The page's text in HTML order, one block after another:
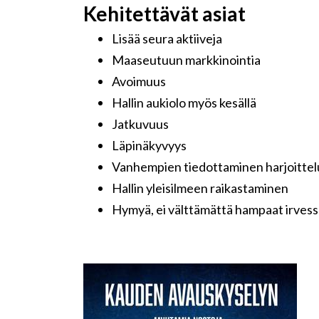
Kehitettävät asiat
Lisää seura aktiiveja
Maaseutuun markkinointia
Avoimuus
Hallin aukiolo myös kesällä
Jatkuvuus
Läpinäkyvyys
Vanhempien tiedottaminen
Hallin yleisilmeen raikastaminen
Hymyä, ei välttämättä hampaat